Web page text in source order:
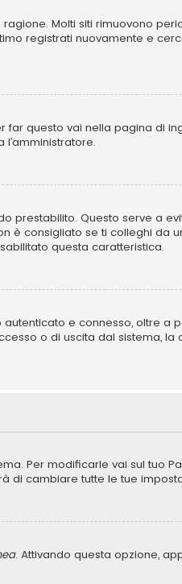
Molti siti rimuovono
registrati nuovamente e
far questo vai nella pagina di
prestabilito. Questo serve a
è consigliato se ti colleghi da
questa caratteristica.
e connesso, oltre
o di uscita dal sistema,
Per modificarle vai sul tuo
di cambiare tutte le tue
. Attivando questa opzione,